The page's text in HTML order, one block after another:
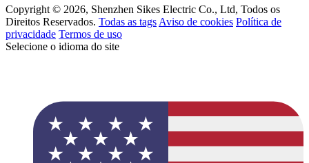
Copyright © 2026, Shenzhen Sikes Electric Co., Ltd, Todos os
Direitos Reservados. Todas as tags Aviso de cookies Política de
privacidade Termos de uso
Selecione o idioma do site